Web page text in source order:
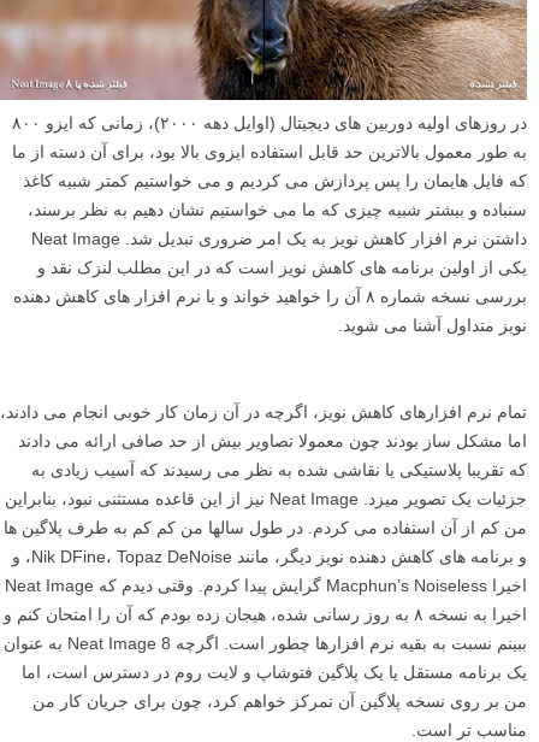
در روزهای اولیه دوربین های دیجیتال (اوایل دهه ۲۰۰۰)، زمانی که ایزو ۸۰۰
به طور معمول بالاترین حد قابل استفاده ایزوی بالا بود، برای آن دسته از ما
که فایل هایمان را پس پردازش می کردیم و می خواستیم کمتر شبیه کاغذ
سنباده و بیشتر شبیه چیزی که ما می خواستیم نشان دهیم به نظر برسند،
داشتن نرم افزار کاهش نویز به یک امر ضروری تبدیل شد. Neat Image
یکی از اولین برنامه های کاهش نویز است که در این مطلب لنزک نقد و
بررسی نسخه شماره ۸ آن را خواهید خواند و با نرم افزار های کاهش دهنده
نویز متداول آشنا می شوید.
تمام نرم افزارهای کاهش نویز، اگرچه در آن زمان کار خوبی انجام می دادند،
اما مشکل ساز بودند چون معمولا تصاویر بیش از حد صافی ارائه می دادند
که تقریبا پلاستیکی یا نقاشی شده به نظر می رسیدند که آسیب زیادی به
جزئیات یک تصویر میزد. Neat Image نیز از این قاعده مستثنی نبود، بنابراین
من کم از آن استفاده می کردم. در طول سالها من کم کم به طرف پلاگین ها
و برنامه های کاهش دهنده نویز دیگر، مانند Nik DFine، Topaz DeNoise، و
اخیرا Macphun’s Noiseless گرایش پیدا کردم. وقتی دیدم که Neat Image
اخیرا به نسخه ۸ به روز رسانی شده، هیجان زده بودم که آن را امتحان کنم و
ببینم نسبت به بقیه نرم افزارها چطور است. اگرچه Neat Image 8 به عنوان
یک برنامه مستقل یا یک پلاگین فتوشاپ و لایت روم در دسترس است، اما
من بر روی نسخه پلاگین آن تمرکز خواهم کرد، چون برای جریان کار من
مناسب تر است.